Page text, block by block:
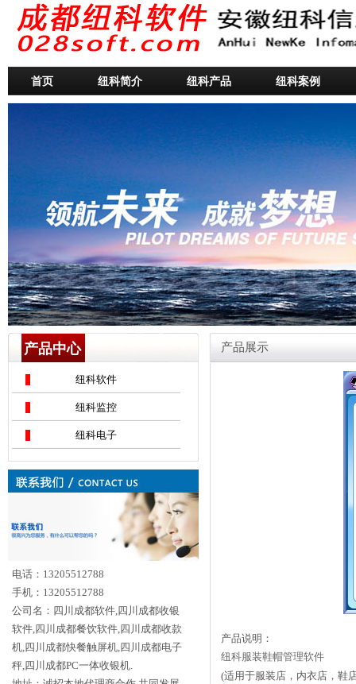
首页 纽科简介 纽科产品 纽科案例
产品中心
纽科软件
纽科监控
纽科电子
电话：13205512788
手机：13205512788
公司名：四川成都软件,四川成都收银
软件,四川成都餐饮软件,四川成都收款
机,四川成都快餐触屏机,四川成都电子
秤,四川成都PC一体收银机.
产品展示
产品说明：
纽科服装鞋帽管理软件
(适用于服装店，内衣店，鞋